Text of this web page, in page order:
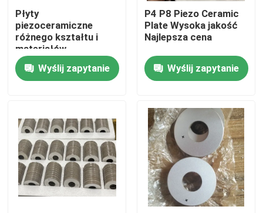
Kontrola jakości
Skontaktuj się z nami
Ultradźwiękowy przetwornik czyszczący
Przetwornik ultradźwiękowy o dużej mocy
Przetwornik ultradźwiękowy o wielu
Płyty
piezoceramiczne
różnego kształtu i
materiałów
Wyślij zapytanie
P4 P8 Piezo Ceramic
Plate Wysoka jakość
Najlepsza cena
Wyślij zapytanie